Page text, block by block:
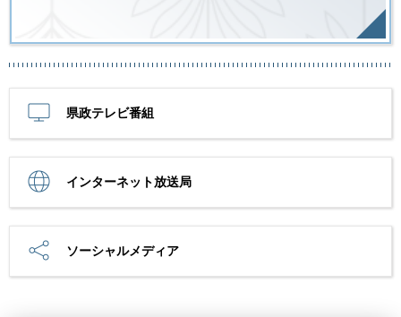
県政テレビ番組
インターネット放送局
ソーシャルメディア